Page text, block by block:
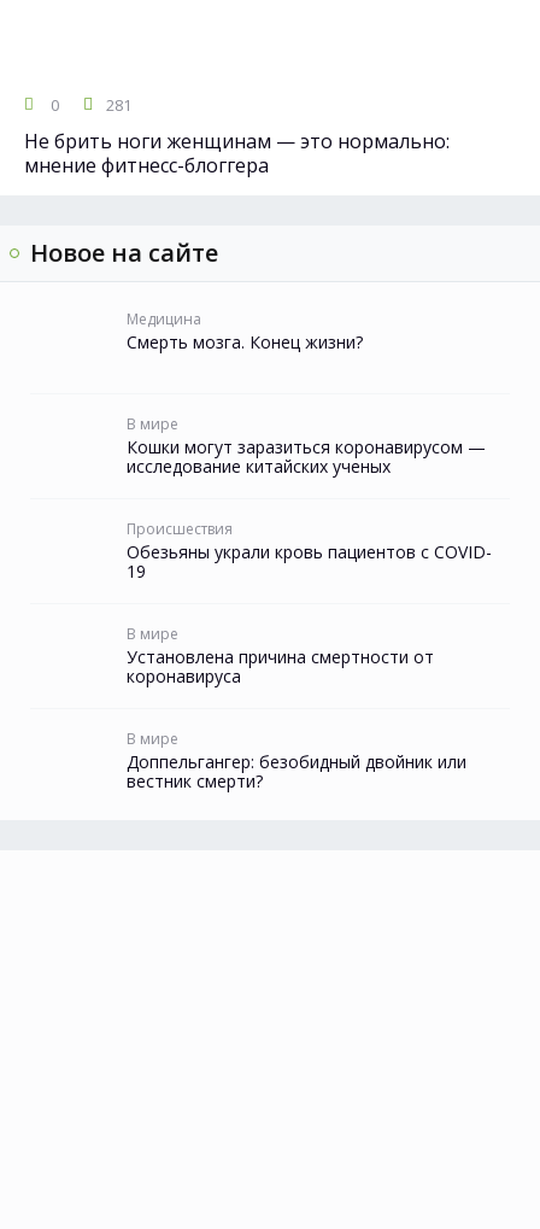
0 281
Не брить ноги женщинам — это нормально:
мнение фитнесс-блоггера
Новое на сайте
Медицина
Смерть мозга. Конец жизни?
В мире
Кошки могут заразиться коронавирусом —
исследование китайских ученых
Происшествия
Обезьяны украли кровь пациентов с COVID-
19
В мире
Установлена причина смертности от
коронавируса
В мире
Доппельгангер: безобидный двойник или
вестник смерти?